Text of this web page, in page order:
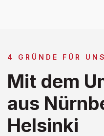
4 GRÜNDE FÜR UNS
Mit dem
aus
Helsinki